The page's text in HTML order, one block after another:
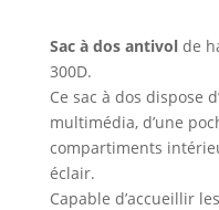
Sac à dos antivolde
300D.
Ce sac à dos dispose
multimédia, d’une
compartiments
éclair.
Capable d’accueillir